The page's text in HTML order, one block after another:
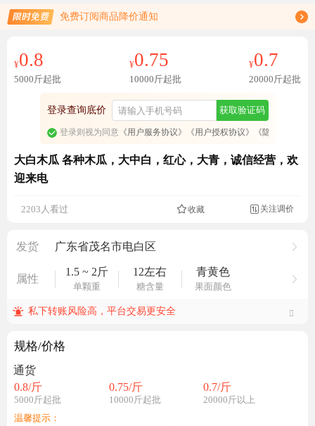
免费订阅商品降价通知
¥0.8
5000斤起批
¥0.75
10000斤起批
¥0.7
20000斤起批
登录查询底价 获取验证码
登录则视为同意《用户服务协议》 《用户授权协议》 《隐私政策》
大白木瓜 各种木瓜，大中白，红心，大青，诚信经营，欢
迎来电
2203人看过 收藏 关注调价
发货 广东省茂名市电白区
属性
1.5 ~ 2斤
单颗重
12左右
糖含量
青黄色
果面颜色
私下转账风险高，平台交易更安全
规格/价格
通货
0.8/斤
5000斤起批
0.75/斤
10000斤起批
0.7/斤
20000斤以上
温馨提示：